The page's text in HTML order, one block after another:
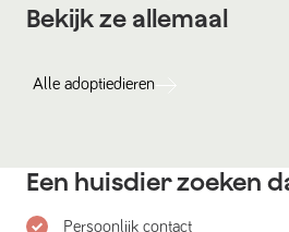
Bekijk ze allemaal
Alle adoptiedieren
Een huisdier zoeken
Persoonlijk contact